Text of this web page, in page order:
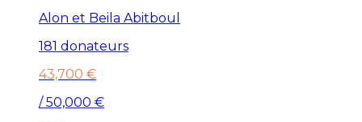
Alon et Beila Abitboul
181 donateurs
43,700 €
/ 50,000 €